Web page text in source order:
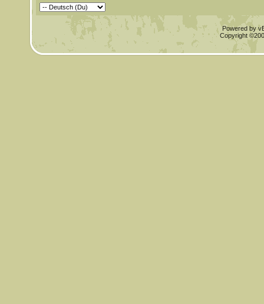
Powered by
Copyright